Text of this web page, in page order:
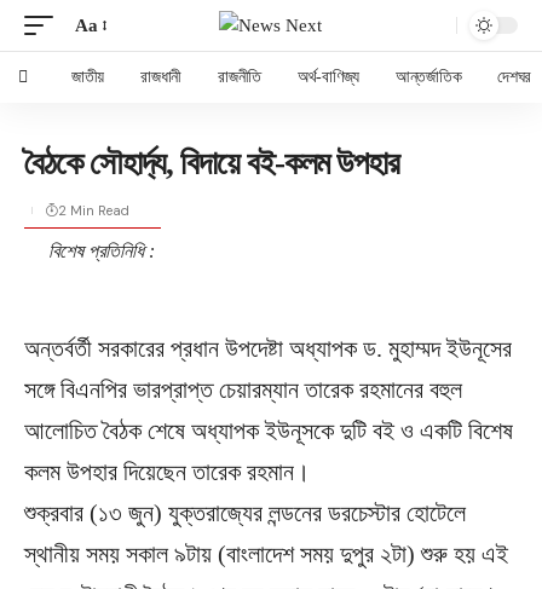
Aa
জাতীয় রাজধানী রাজনীতি অর্থ-বাণিজ্য আন্তর্জাতিক দেশঘর
বৈঠকে সৌহার্দ্য, বিদায়ে বই-কলম উপহার
বিশেষ প্রতিনিধি :
2 Min Read
অন্তর্বর্তী সরকারের প্রধান উপদেষ্টা অধ্যাপক ড. মুহাম্মদ ইউনূসের
সঙ্গে বিএনপির ভারপ্রাপ্ত চেয়ারম্যান তারেক রহমানের বহুল
আলোচিত বৈঠক শেষে অধ্যাপক ইউনূসকে দুটি বই ও একটি বিশেষ
কলম উপহার দিয়েছেন তারেক রহমান।
শুক্রবার (১৩ জুন) যুক্তরাজ্যের লন্ডনের ডরচেস্টার হোটেলে
স্থানীয় সময় সকাল ৯টায় (বাংলাদেশ সময় দুপুর ২টা) শুরু হয় এই